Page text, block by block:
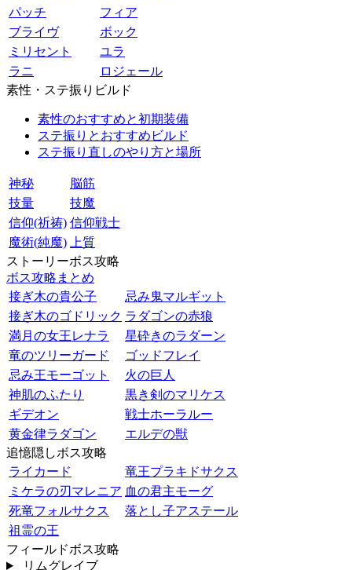
パッチ
フィア
ブライヴ
ボック
ミリセント
ユラ
ラニ
ロジェール
素性・ステ振りビルド
素性のおすすめと初期装備
ステ振りとおすすめビルド
ステ振り直しのやり方と場所
神秘
脳筋
技量
技魔
信仰(祈祷) 信仰戦士
魔術(純魔)
上質
ストーリーボス攻略
ボス攻略まとめ
接ぎ木の貴公子
忌み鬼マルギット
接ぎ木のゴドリック ラダゴンの赤狼
満月の女王レナラ
星砕きのラダーン
竜のツリーガード
ゴッドフレイ
忌み王モーゴット
火の巨人
神肌のふたり
黒き剣のマリケス
ギデオン
戦士ホーラルー
黄金律ラダゴン
エルデの獣
追憶隠しボス攻略
ライカード
竜王プラキドサクス
ミケラの刃マレニア 血の君主モーグ
死竜フォルサクス
落とし子アステール
祖霊の王
フィールドボス攻略
リムグレイブ